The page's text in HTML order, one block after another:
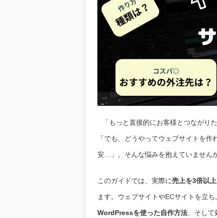
「もっと直接的にお客様とつながり
「でも、どうやってウェブサイトを
安…」。そんな悩みを抱えていません
このガイドでは、実際に売上を3倍以
ます。ウェブサイトやECサイトを立
WordPressを使った自作方法 、そし